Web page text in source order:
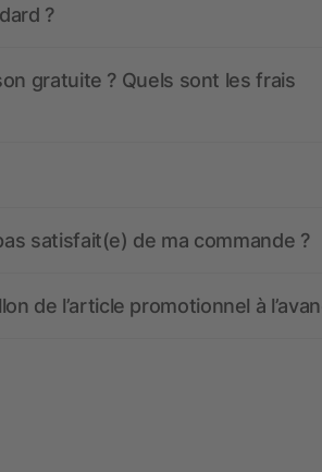
?
gratuite ? Quels sont les frais
satisfait(e) de ma commande ?
de l’article promotionnel à